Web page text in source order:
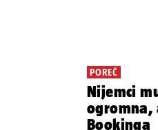
POREČ
Nijemci
ogromna,
Bookinga